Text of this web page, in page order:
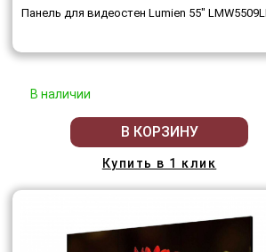
Панель для видеостен Lumien 55"
В наличии
В КОРЗИНУ
Купить в 1 клик